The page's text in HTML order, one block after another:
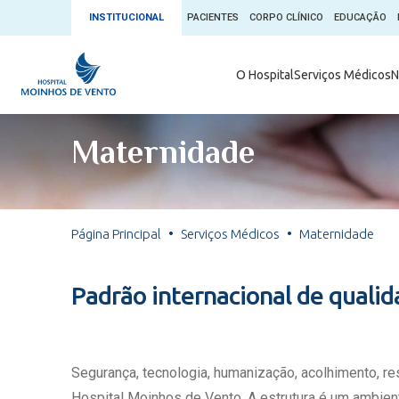
INSTITUCIONAL PACIENTES CORPO CLÍNICO EDUCAÇÃO
O HospitalServiços Médicos
Serviços Médicos
Núcleos e Especialidades
Exames
Fale com o Moinhos
Seu Médico
Ambulatório
Comitê de
Conheça
Blog Saúde
Convênios
Doação de
Escritório
Maternidade
Página Principal Serviços Médicos Maternidade
Padrão internacional de
Segurança, tecnologia, humanização, acolhimento,